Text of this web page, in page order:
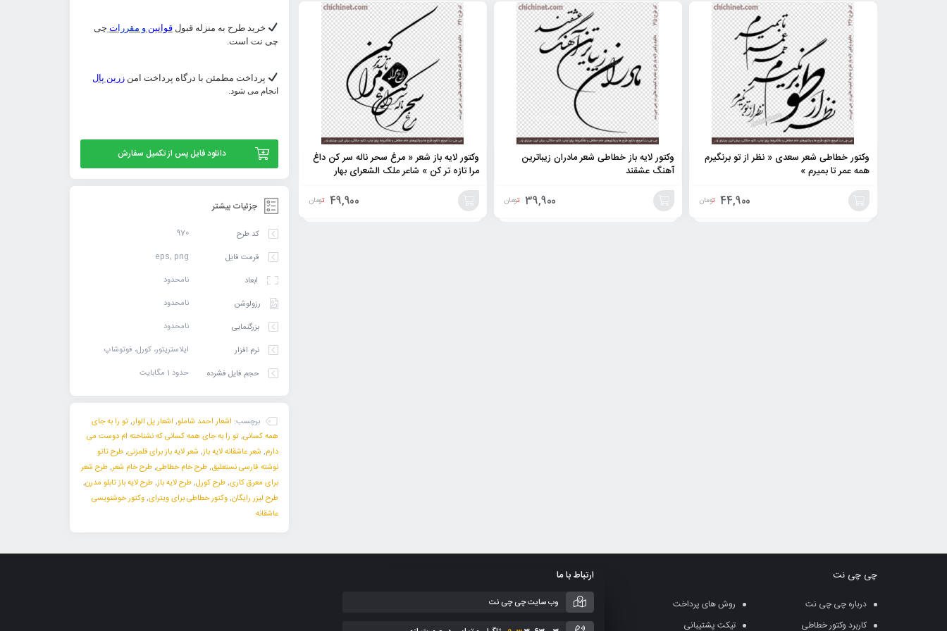
وکتور خطاطی شعر سعدی « نظر از تو برنگیرم
همه عمر تا بمیرم »
44,900 تومان
وکتور لایه باز خطاطی شعر مادران زیباترین
آهنگ عشقند
39,900 تومان
وکتور لایه باز شعر « مرغ سحر ناله سر کن داغ
مرا تازه تر کن » شاعر ملک الشعرای بهار
49,900 تومان
وکتور شعر مولانا « من همه در حکم توام تو
همه در خون منی » با خط شکسته
افزودن
به
سبد
خرید طرح به منزله قبول قوانینو مقررات چی
چی نت است.
پرداخت مطمئن با درگاه پرداخت امن زرین پال
انجام می شود.
دانلود فایل پس از تکمیل سفارش
جزئیات بیشتر
کد طرح
970
فرمت فایل
eps, png
ابعاد
نامحدود
رزولوشن
نامحدود
بزرگنمایی
نامحدود
نرم افزار
ایلاستریتور، کورل، فوتوشاپ
حجم فایل فشرده
حدود 1 مگابایت
برچسب: اشعار احمد شاملو, اشعار پل الوار,تو را به جای
همه کسانی,تو را به جای همه کسانی که نشناخته ام دوست می
دارم, شعر عاشقانه لایه باز, شعر لایه باز برای قلمزنی,طرح تاتو
نوشته فارسی نستعلیق,طرح خام خطاطی,طرح خام شعر,طرح شعر
برای معرق کاری,طرح کورل,طرح لایه باز,طرح لایه باز تابلو مدرن,
طرح لیزر رایگان,وکتور خطاطی برای ویترای,وکتور خوشنویسی
عاشقانه
چی چی نت
درباره چی چی نت
روش های پرداخت
کاربرد وکتور خطاطی
تیکت پشتیبانی
ارتباط با ما
وب سایت چی چی نت